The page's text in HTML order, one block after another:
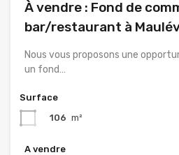
À vendre : Fond de
bar/restaurant à
Nous vous proposons une
un fond…
Surface
106 m²
A vendre